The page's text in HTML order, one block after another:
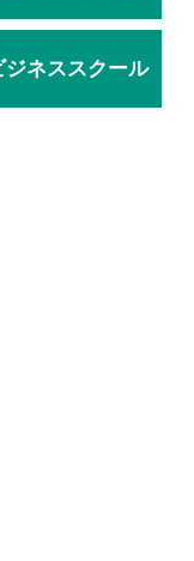
ジネススクール